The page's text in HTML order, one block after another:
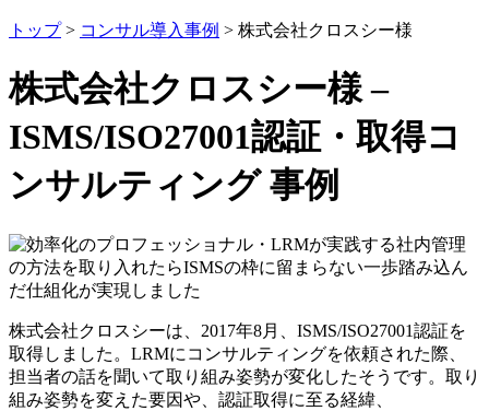
トップ> コンサル導入事例 > 株式会社クロスシー様
株式会社クロスシー様 –
ISMS/ISO27001認証・取得コ
ンサルティング 事例
株式会社クロスシーは、2017年8月、ISMS/ISO27001認証を
取得しました。LRMにコンサルティングを依頼された際、
担当者の話を聞いて取り組み姿勢が変化したそうです。取り
組み姿勢を変えた要因や、認証取得に至る経緯、